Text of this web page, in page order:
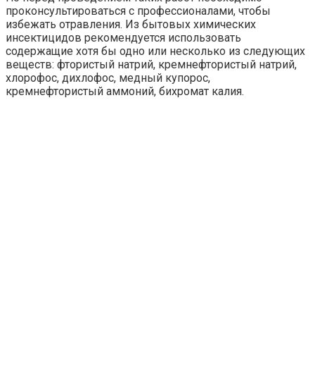
проконсультироваться с профессионалами, чтобы
избежать отравления. Из бытовых химических
инсектицидов рекомендуется использовать
содержащие хотя бы одно или несколько из следующих
веществ: фтористый натрий, кремнефтористый натрий,
хлорофос, дихлофос, медный купорос,
кремнефтористый аммоний, бихромат калия.